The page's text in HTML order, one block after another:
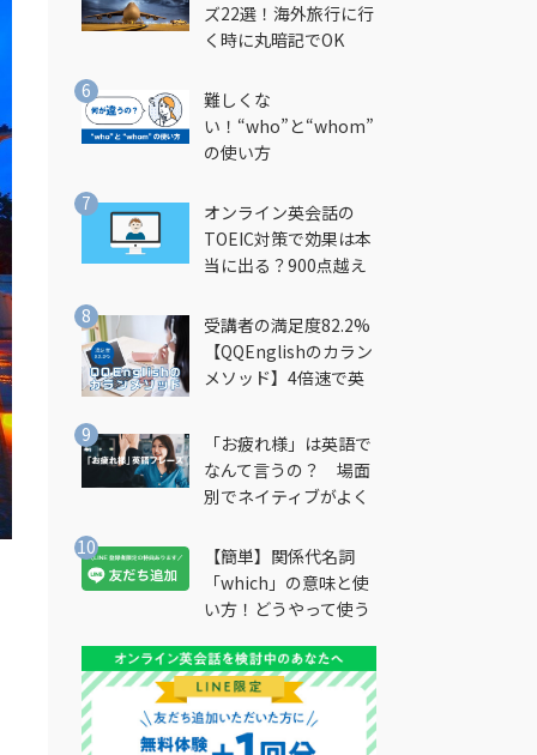
ズ22選！海外旅行に行
く時に丸暗記でOK
難しくな
い！“who”と“whom”
の使い方
オンライン英会話の
TOEIC対策で効果は本
当に出る？900点越え
受講者の満足度82.2%
【QQEnglishのカラン
メソッド】4倍速で英
法とは？
「お疲れ様」は英語で
なんて言うの？ 場面
別でネイティブがよく
説
【簡単】関係代名詞
「which」の意味と使
い方！どうやって使う